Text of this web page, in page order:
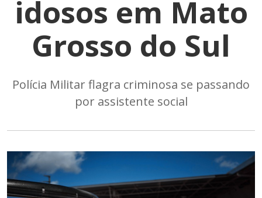
idosos em Mato
Grosso do Sul
Polícia Militar flagra criminosa se passando
por assistente social